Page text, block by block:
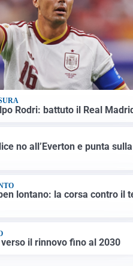
Rodri: battuto il Real
no all’Everton e punta sulla
lontano: la corsa contro il
il rinnovo fino al 2030